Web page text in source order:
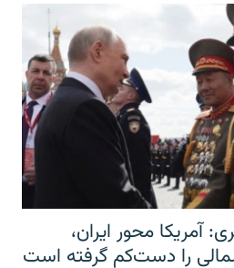
آمریکا محور ایران،
را دست‌کم گرفته است